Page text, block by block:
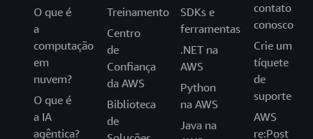
O que é
a
computação
em
nuvem?
O que é
a IA
agêntica?
Treinamento
Centro
de
Confiança
da AWS
Biblioteca
de
SDKs e
ferramentas
.NET na
AWS
Python
na AWS
Java na
contato
conosco
Crie um
tíquete
de
suporte
AWS
re:Post